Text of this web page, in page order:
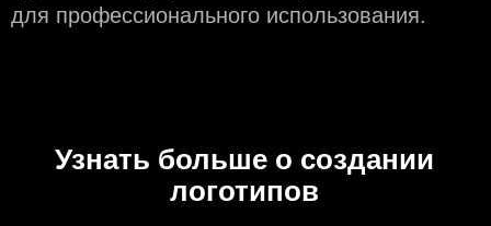
для профессионального использования.
Узнать больше о создании
логотипов